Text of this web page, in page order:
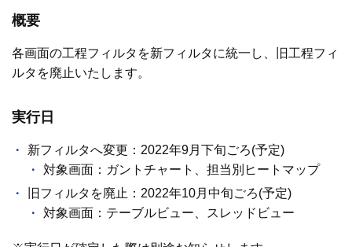
概要
各画面の工程フィルタを新フィルタに統一し、旧工程フィ
ルタを廃止いたします。
実行日
新フィルタへ変更：2022年9月下旬ごろ(予定)
対象画面：ガントチャート、担当別ヒートマップ
旧フィルタを廃止：2022年10月中旬ごろ(予定)
対象画面：テーブルビュー、スレッドビュー